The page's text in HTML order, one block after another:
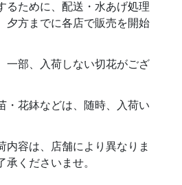
るために、配送・水あげ処理
夕方までに各店で販売を開始
部、入荷しない切花がござ
花鉢などは、随時、入荷い
内容は、店舗により異なりま
承くださいませ。